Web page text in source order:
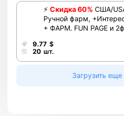
⚡ Скидка 60% США/
Ручной фарм,
+ ФАРМ. FUN PAGE и
9.77 $
20 шт.
Загрузить
Всего товара в корзине
Сумма к оплате (без скидок)